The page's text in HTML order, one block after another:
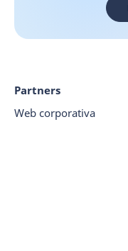
Partners
Web corporativa